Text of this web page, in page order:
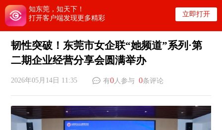
知东莞，知天下！
打开客户端发现更多精彩
立即打开
韧性突破！东莞市女企联“她频道”系列·第
二期企业经营分享会圆满举办
2026年05月14日 11:35 有0人参与0条评论